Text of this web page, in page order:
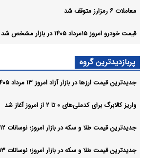
معاملات ۶ رمزارز متوقف شد
قیمت خودرو امروز ۱۵مرداد ۱۴۰۵ در بازار مشخص شد
پربازدیدترین گروه
جدیدترین قیمت ارزها در بازار آزاد امروز ۱۳ مرداد ۱۴۰۵
واریز کالابرگ برای کدملی‌های ۰ تا ۲ از امروز آغاز شد
جدیدترین قیمت طلا و سکه در بازار امروز؛ نوسانات ۱۲ مرداد ۱۴۰۵
جدیدترین قیمت طلا و سکه در بازار امروز؛ نوسانات ۱۳ مرداد ۱۴۰۵